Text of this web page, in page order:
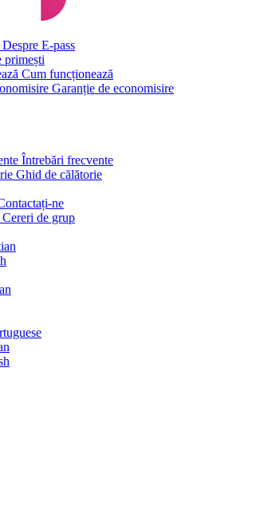
Despre E-pass
primești
Cum funcționează
Garanție de economisire
Întrebări frecvente
Ghid de călătorie
ne
Cereri de grup